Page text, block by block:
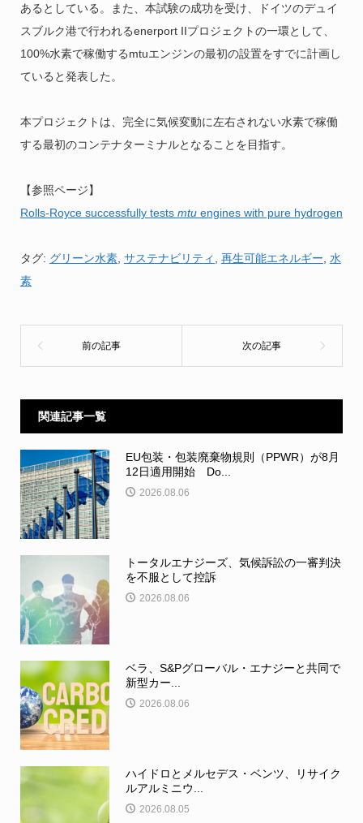
あるとしている。また、本試験の成功を受け、ドイツのデュイ
スブルク港で行われるenerport IIプロジェクトの一環として、
100%水素で稼働するmtuエンジンの最初の設置をすでに計画し
ていると発表した。
本プロジェクトは、完全に気候変動に左右されない水素で稼働
する最初のコンテナターミナルとなることを目指す。
【参照ページ】
Rolls-Royce successfully tests mtuengines with pure hydrogen
タグ: グリーン水素, サステナビリティ 再生可能エネルギー 水
素
関連記事一覧
EU包装・包装廃棄物規則（PPWR）が8月
12日適用開始 Do...
2026.08.06
トータルエナジーズ、気候訴訟の一審判決
を不服として控訴
2026.08.06
ベラ、S&Pグローバル・エナジーと共同で
新型カー...
2026.08.06
ハイドロとメルセデス・ベンツ、リサイク
ルアルミニウ...
2026.08.05